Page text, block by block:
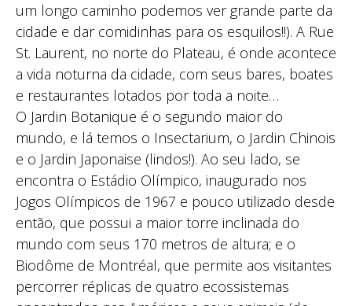
um longo caminho podemos ver grande parte da
cidade e dar comidinhas para os esquilos!!). A Rue
St. Laurent, no norte do Plateau, é onde acontece
a vida noturna da cidade, com seus bares, boates
e restaurantes lotados por toda a noite…
O Jardin Botanique é o segundo maior do
mundo, e lá temos o Insectarium, o Jardin Chinois
e o Jardin Japonaise (lindos!). Ao seu lado, se
encontra o Estádio Olímpico, inaugurado nos
Jogos Olímpicos de 1967 e pouco utilizado desde
então, que possui a maior torre inclinada do
mundo com seus 170 metros de altura; e o
Biodôme de Montréal, que permite aos visitantes
percorrer réplicas de quatro ecossistemas